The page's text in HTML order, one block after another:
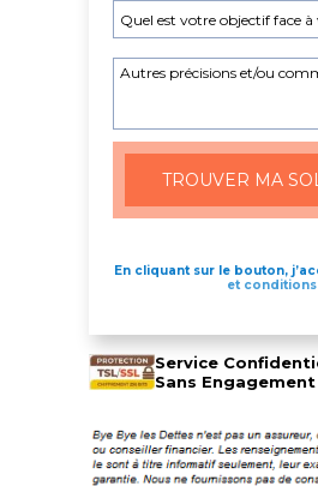
En cliquant sur le bouton,
et conditions
Service
Sans Engagement